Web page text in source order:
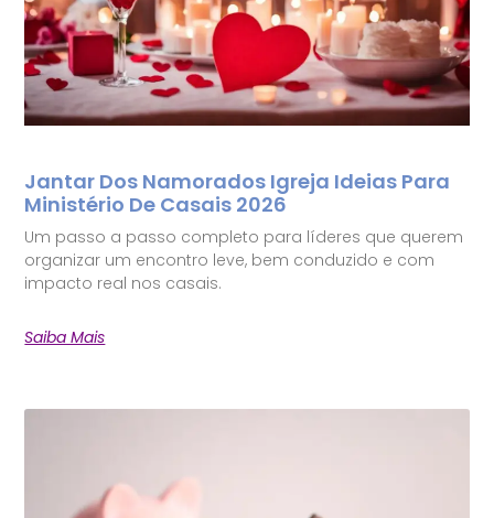
Jantar Dos Namorados Igreja Ideias Para
Ministério De Casais 2026
Um passo a passo completo para líderes que querem
organizar um encontro leve, bem conduzido e com
impacto real nos casais.
Saiba Mais